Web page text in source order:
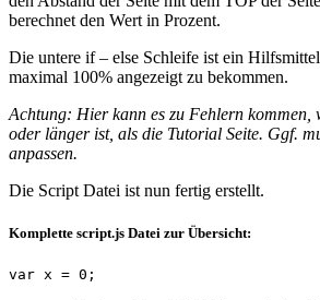
berechnet den Wert in Prozent.
Die untere if – else Schleife ist ein
maximal 100% angezeigt zu bekommen.
Achtung: Hier kann es zu Fehlern kommen,
oder länger ist, als die Tutorial Seite. Ggf.
anpassen.
Die Script Datei ist nun fertig erstellt.
Komplette script.js Datei zur Übersicht:
var x = 0;